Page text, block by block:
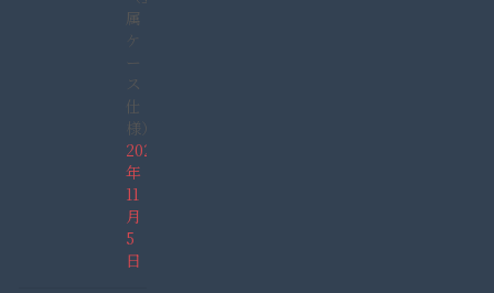
属
ケ
ー
ス
仕
様）
2021
年
11
月
5
日